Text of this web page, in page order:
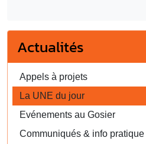
Actualités
Appels à projets
La UNE du jour
Evénements au Gosier
Communiqués & info pratique